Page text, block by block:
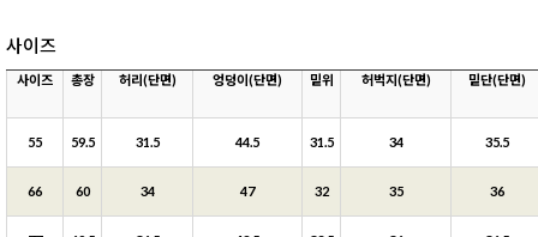
사이즈
사이즈 총장 허리(단면) 엉덩이(단면) 밑위 허벅지(단면) 밑단(단면)
55 59.5 31.5 44.5 31.5 34 35.5
66 60 34 47 32 35 36